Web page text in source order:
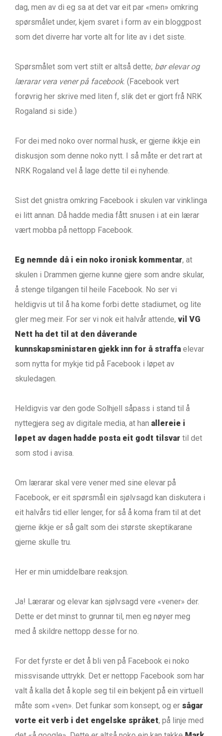
dag, men av di eg sa at det var eit par «men» omkring
spørsmålet under, kjem svaret i form av ein bloggpost
som det diverre har vorte alt for lite av i det siste.
Spørsmålet som vert stilt er altså dette; bør elevar og
lærarar vera vener på facebook. (Facebook vert
forøvrig her skrive med liten f, slik det er gjort frå NRK
Rogaland si side.)
For dei med noko over normal husk, er gjerne ikkje ein
diskusjon som denne noko nytt. I så måte er det rart at
NRK Rogaland vel å lage dette til ei nyhende.
Sist det gnistra omkring Facebook i skulen var vinklinga
ei litt annan. Då hadde media fått snusen i at ein lærar
vært mobba på nettopp Facebook.
Eg nemnde då i ein noko ironisk kommentar, at
skulen i Drammen gjerne kunne gjere som andre skular,
å stenge tilgangen til heile Facebook. No ser vi
heldigvis ut til å ha kome forbi dette stadiumet, og lite
gler meg meir. For ser vi nok eit halvår attende, vil VG
Nett ha det til at den dåverande
kunnskapsministaren gjekk inn for å straffa elevar
som nytta for mykje tid på Facebook i løpet av
skuledagen.
Heldigvis var den gode Solhjell såpass i stand til å
nyttegjera seg av digitale media, at han allereie i
løpet av dagen hadde posta eit godt tilsvar til det
som stod i avisa.
Om lærarar skal vere vener med sine elevar på
Facebook, er eit spørsmål ein sjølvsagd kan diskutera i
eit halvårs tid eller lenger, for så å koma fram til at det
gjerne ikkje er så galt som dei største skeptikarane
gjerne skulle tru.
Her er min umiddelbare reaksjon.
Ja! Lærarar og elevar kan sjølvsagd vere «vener» der.
Dette er det minst to grunnar til, men eg nøyer meg
med å skildre nettopp desse for no.
For det fyrste er det å bli ven på Facebook ei noko
missvisande uttrykk. Det er nettopp Facebook som har
valt å kalla det å kople seg til ein bekjent på ein virtuell
måte som «ven». Det funkar som konsept, og er sågar
vorte eit verb i det engelske språket, på linje med